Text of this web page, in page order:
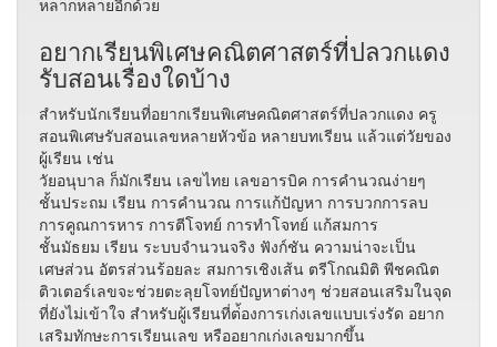
หลากหลายอีกด้วย
อยากเรียนพิเศษคณิตศาสตร์ที่ปลวกแดง
รับสอนเรื่องใดบ้าง
สำหรับนักเรียนที่อยากเรียนพิเศษคณิตศาสตร์ที่ปลวกแดง ครู
สอนพิเศษรับสอนเลขหลายหัวข้อ หลายบทเรียน แล้วแต่วัยของ
ผู้เรียน เช่น
วัยอนุบาล ก็มักเรียน เลขไทย เลขอารบิค การคำนวณง่ายๆ
ชั้นประถม เรียน การคำนวณ การแก้ปัญหา การบวกการลบ
การคูณการหาร การตีโจทย์ การทำโจทย์ แก้สมการ
ชั้นมัธยม เรียน ระบบจำนวนจริง ฟังก์ชัน ความน่าจะเป็น
เศษส่วน อัตรส่วนร้อยละ สมการเชิงเส้น ตรีโกณมิติ พีชคณิต
ติวเตอร์เลขจะช่วยตะลุยโจทย์ปัญหาต่างๆ ช่วยสอนเสริมในจุด
ที่ยังไม่เข้าใจ สำหรับผู้เรียนที่ต่้องการเก่งเลขแบบเร่งรัด อยาก
เสริมทักษะการเรียนเลข หรืออยากเก่งเลขมากขึ้น